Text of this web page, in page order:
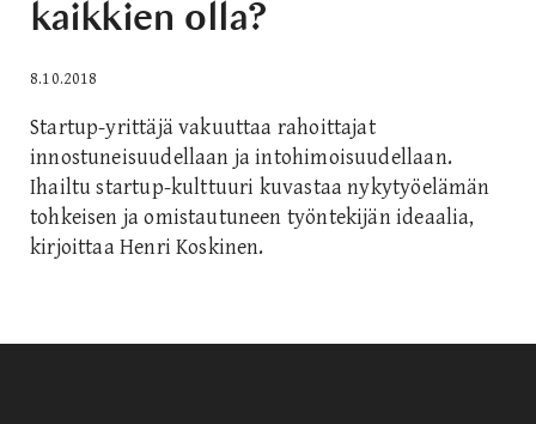
kaikkien olla?
8.10.2018
Startup-yrittäjä vakuuttaa rahoittajat
innostuneisuudellaan ja intohimoisuudellaan.
Ihailtu startup-kulttuuri kuvastaa nykytyöelämän
tohkeisen ja omistautuneen työntekijän ideaalia,
kirjoittaa Henri Koskinen.